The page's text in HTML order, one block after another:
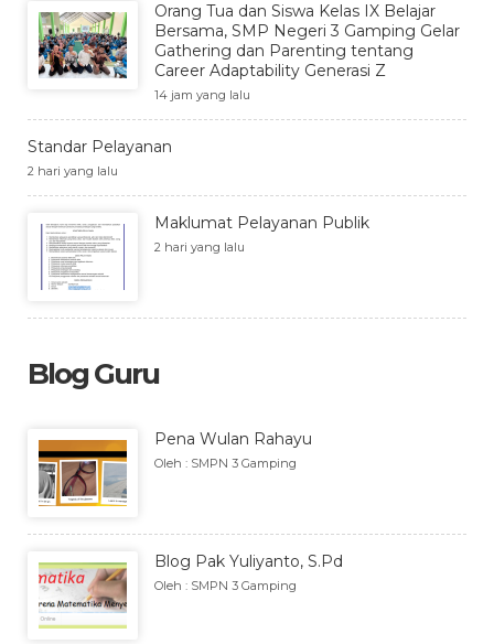
Orang Tua dan Siswa Kelas IX Belajar
Bersama, SMP Negeri 3 Gamping Gelar
Gathering dan Parenting tentang
Career Adaptability Generasi Z
14 jam yang lalu
Standar Pelayanan
2 hari yang lalu
Maklumat Pelayanan Publik
2 hari yang lalu
Blog Guru
Pena Wulan Rahayu
Oleh : SMPN 3 Gamping
Blog Pak Yuliyanto, S.Pd
Oleh : SMPN 3 Gamping